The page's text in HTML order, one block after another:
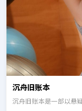
沉舟旧账本
沉舟旧账本是一部以悬